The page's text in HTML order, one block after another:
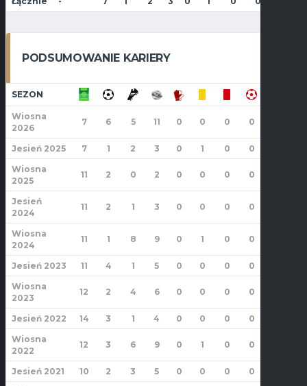
PODSUMOWANIE KARIERY
SEZON
Wiosna
2026
7 6 5 11 0 0 0 0
Jesień 2025 7 1 2 3 0 1 0 0
Wiosna
2025
11 2 0 2 0 0 0 0
Jesień
2024
11 2 1 3 0 0 0 0
Wiosna
2024
11 1 8 9 0 1 0 0
Jesień 2023 11 4 1 5 0 0 0 0
Wiosna
2023
12 2 4 6 0 0 0 0
Jesień 2022 14 3 1 4 0 0 0 0
Wiosna
2022
12 3 6 9 0 1 0 0
Jesień 2021 10 2 3 5 0 0 0 0